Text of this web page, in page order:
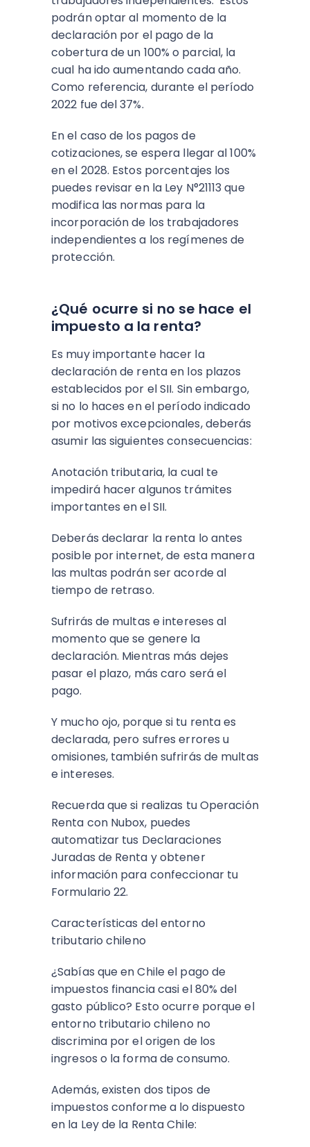
podrán optar al momento de la
declaración por el pago de la
cobertura de un 100% o parcial, la
cual ha ido aumentando cada año.
Como referencia, durante el período
2022 fue del 37%.
En el caso de los pagos de
cotizaciones, se espera llegar al 100%
en el 2028. Estos porcentajes los
puedes revisar en la Ley N°21113 que
modifica las normas para la
incorporación de los trabajadores
independientes a los regímenes de
protección.
¿Qué ocurre si no se hace el
impuesto a la renta?
Es muy importante hacer la
declaración de renta en los plazos
establecidos por el SII. Sin embargo,
si no lo haces en el período indicado
por motivos excepcionales, deberás
asumir las siguientes consecuencias:
Anotación tributaria, la cual te
impedirá hacer algunos trámites
importantes en el SII.
Deberás declarar la renta lo antes
posible por internet, de esta manera
las multas podrán ser acorde al
tiempo de retraso.
Sufrirás de multas e intereses al
momento que se genere la
declaración. Mientras más dejes
pasar el plazo, más caro será el
pago.
Y mucho ojo, porque si tu renta es
declarada, pero sufres errores u
omisiones, también sufrirás de multas
e intereses.
Recuerda que si realizas tu Operación
Renta con Nubox, puedes
automatizar tus Declaraciones
Juradas de Renta y obtener
información para confeccionar tu
Formulario 22.
Características del entorno
tributario chileno
¿Sabías que en Chile el pago de
impuestos financia casi el 80% del
gasto público? Esto ocurre porque el
entorno tributario chileno no
discrimina por el origen de los
ingresos o la forma de consumo.
Además, existen dos tipos de
impuestos conforme a lo dispuesto
en la Ley de la Renta Chile: